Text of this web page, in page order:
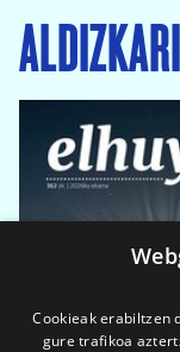
Cookieak erabiltzen
gure trafikoa